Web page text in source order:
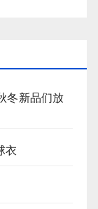
冬新品们放
衣